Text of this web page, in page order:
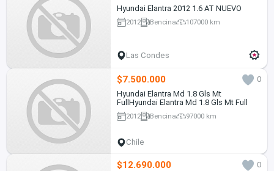
Hyundai Elantra 2012 1.6 AT NUEVO
2012 Bencina 107000 km
Las Condes
$7.500.000
0
Hyundai Elantra Md 1.8 Gls Mt
FullHyundai Elantra Md 1.8 Gls Mt Full
2012 Bencina 97000 km
Chile
$12.690.000
0